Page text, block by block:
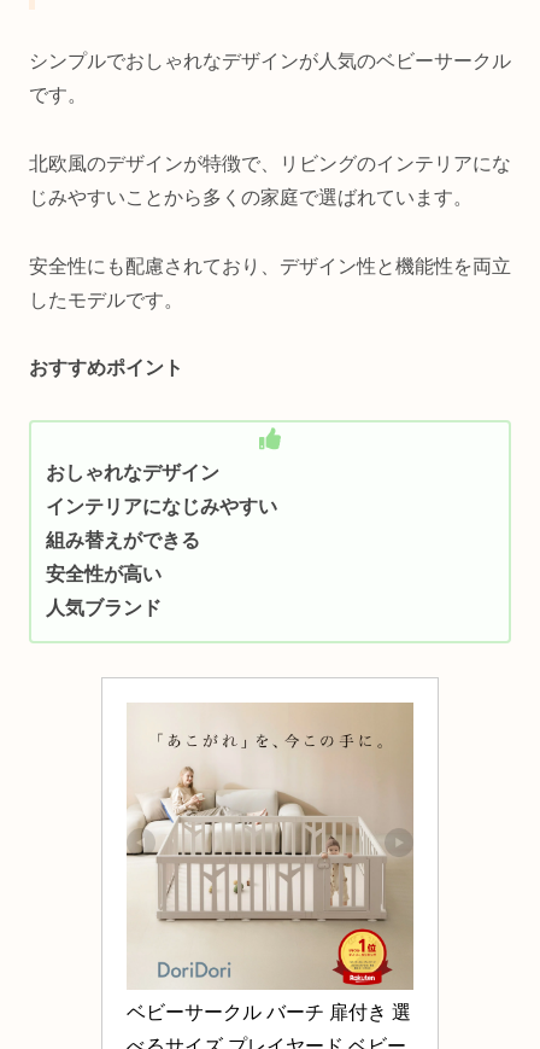
シンプルでおしゃれなデザインが人気のベビーサークル
です。
北欧風のデザインが特徴で、リビングのインテリアにな
じみやすいことから多くの家庭で選ばれています。
安全性にも配慮されており、デザイン性と機能性を両立
したモデルです。
おすすめポイント
おしゃれなデザイン
インテリアになじみやすい
組み替えができる
安全性が高い
人気ブランド
ベビーサークル バーチ 扉付き 選